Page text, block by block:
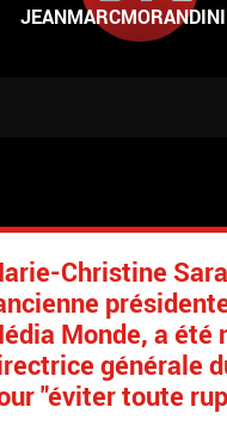
Christine
Monde, a été
générale
"éviter toute